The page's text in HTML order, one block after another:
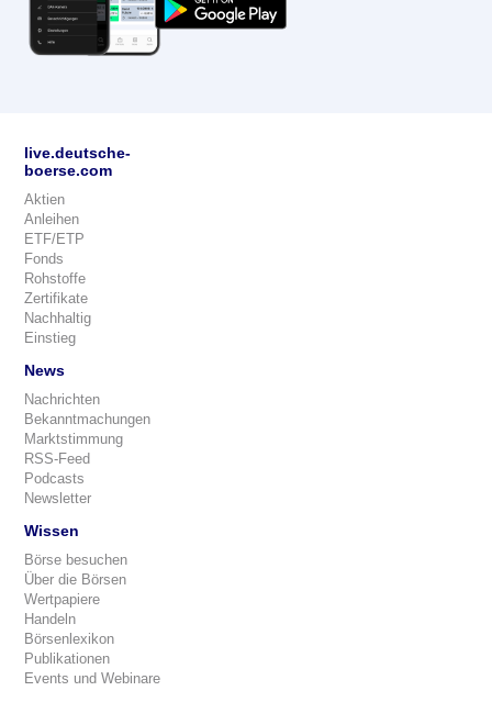
live.deutsche-
boerse.com
Aktien
Anleihen
ETF/ETP
Fonds
Rohstoffe
Zertifikate
Nachhaltig
Einstieg
News
Nachrichten
Bekanntmachungen
Marktstimmung
RSS-Feed
Podcasts
Newsletter
Wissen
Börse besuchen
Über die Börsen
Wertpapiere
Handeln
Börsenlexikon
Publikationen
Events und Webinare